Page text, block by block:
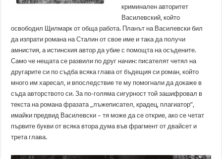
криминален авторитет
Василевский, който
освободил Щилмарк от обща работа. Планът на Василевски бил
да изпрати романа на Сталин от свое име и така да получи
амнистия, а истинския автор да убие с помощта на осъдените.
Само че нещата се развили по друг начин: писателят четял на
другарите си по съдба всяка глава от бъдещия си роман, който
много им харесал, и впоследствие те му помогнали да докаже в
съда авторството си. За по-голяма сигурност той зашифровал в
текста на романа фразата „лъжеписател, крадец, плагиатор”,
имайки предвид Василевски – тя може да се открие, ако се четат
първите букви от всяка втора дума във фрагмент от двайсет и
трета глава.